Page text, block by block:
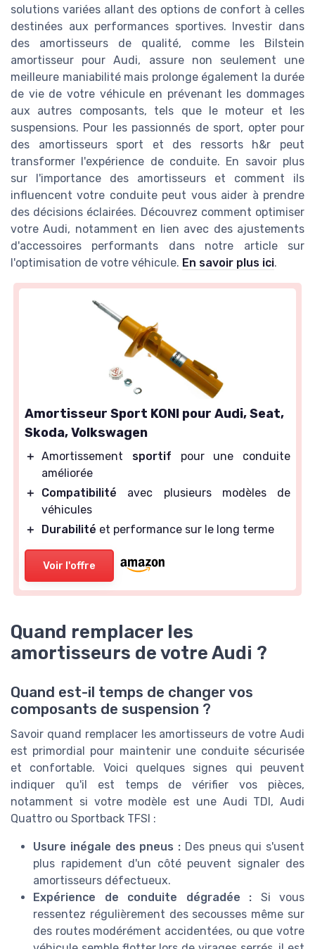
solutions variées allant des options de confort à celles
destinées aux performances sportives. Investir dans
des amortisseurs de qualité, comme les Bilstein
amortisseur pour Audi, assure non seulement une
meilleure maniabilité mais prolonge également la durée
de vie de votre véhicule en prévenant les dommages
aux autres composants, tels que le moteur et les
suspensions. Pour les passionnés de sport, opter pour
des amortisseurs sport et des ressorts h&r peut
transformer l'expérience de conduite. En savoir plus
sur l'importance des amortisseurs et comment ils
influencent votre conduite peut vous aider à prendre
des décisions éclairées. Découvrez comment optimiser
votre Audi, notamment en lien avec des ajustements
d'accessoires performants dans notre article sur
l'optimisation de votre véhicule. En savoir plus ici.
Amortisseur Sport KONI pour Audi, Seat,
Skoda, Volkswagen
＋ Amortissement sportif pour une conduite
améliorée
＋
Compatibilité avec plusieurs modèles de
véhicules
＋
Durabilité et performance sur le long terme
Voir l'offre
Quand remplacer les
amortisseurs de votre Audi ?
Quand est-il temps de changer vos
composants de suspension ?
Savoir quand remplacer les amortisseurs de votre Audi
est primordial pour maintenir une conduite sécurisée
et confortable. Voici quelques signes qui peuvent
indiquer qu'il est temps de vérifier vos pièces,
notamment si votre modèle est une Audi TDI, Audi
Quattro ou Sportback TFSI :
Usure inégale des pneus : Des pneus qui s'usent
plus rapidement d'un côté peuvent signaler des
amortisseurs défectueux.
Expérience de conduite dégradée : Si vous
ressentez régulièrement des secousses même sur
des routes modérément accidentées, ou que votre